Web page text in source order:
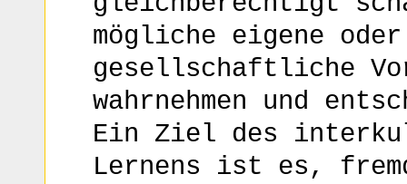
mögliche eigene oder
gesellschaftliche
wahrnehmen und
Ein Ziel des
Lernens ist es,